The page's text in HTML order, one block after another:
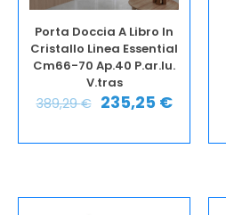
Porta Doccia A Libro In
Cristallo Linea Essential
Cm66-70 Ap.40 P.ar.lu.
V.tras
389,29€ 235,25 €